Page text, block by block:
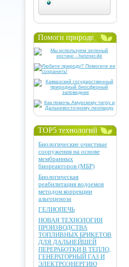
Помоги природе
TOP5 технологий
Биологические очистные
сооружения на основе
мембранных
биореакторов (МБР)
Биологическая
реабилитация водоемов
методом коррекции
альгоценоза
ГЕЛИОПЕЧЬ
НОВАЯ ТЕХНОЛОГИЯ
ПРОИЗВОДСТВА
ТОПЛИВНЫХ БРИКЕТОВ
ДЛЯ ДАЛЬНЕЙШЕЙ
ПЕРЕРАБОТКИ В ТЕПЛО,
ГЕНЕРАТОРНЫЙ ГАЗ И
ЭЛЕКТРОЭНЕРГИЮ